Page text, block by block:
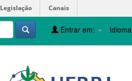
Legislação Canais
Idioma
Entrar em: